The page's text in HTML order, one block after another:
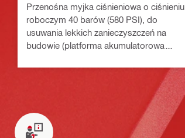
Przenośna myjka ciśnieniowa o ciśnieniu
roboczym 40 barów (580 PSI), do
usuwania lekkich zanieczyszczeń na
budowie (platforma akumulatorowa